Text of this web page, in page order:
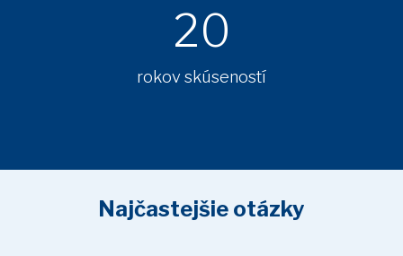
20
rokov skúseností
Najčastejšie otázky